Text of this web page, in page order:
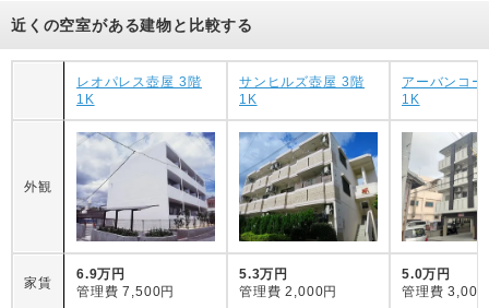
近くの空室がある建物と比較する
レオパレス壺屋 3階
1K
サンヒルズ壺屋 3階
1K
アーバンコ
1K
外観
家賃
6.9万円
管理費 7,500円
5.3万円
管理費 2,000円
5.0万円
管理費 3,000